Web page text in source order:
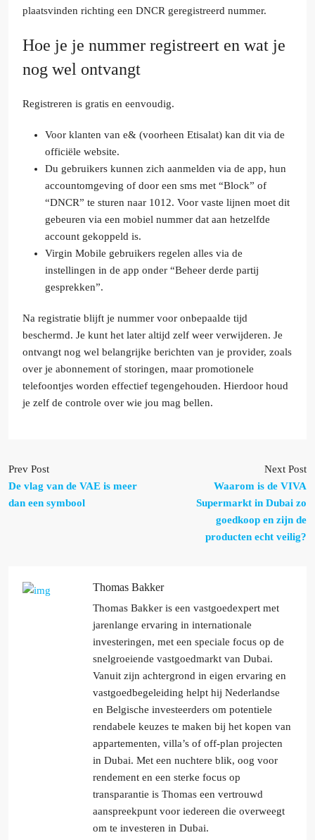
plaatsvinden richting een DNCR geregistreerd nummer.
Hoe je je nummer registreert en wat je
nog wel ontvangt
Registreren is gratis en eenvoudig.
Voor klanten van e& (voorheen Etisalat) kan dit via de
officiële website.
Du gebruikers kunnen zich aanmelden via de app, hun
accountomgeving of door een sms met “Block” of
“DNCR” te sturen naar 1012. Voor vaste lijnen moet dit
gebeuren via een mobiel nummer dat aan hetzelfde
account gekoppeld is.
Virgin Mobile gebruikers regelen alles via de
instellingen in de app onder “Beheer derde partij
gesprekken”.
Na registratie blijft je nummer voor onbepaalde tijd
beschermd. Je kunt het later altijd zelf weer verwijderen. Je
ontvangt nog wel belangrijke berichten van je provider, zoals
over je abonnement of storingen, maar promotionele
telefoontjes worden effectief tegengehouden. Hierdoor houd
je zelf de controle over wie jou mag bellen.
Prev Post
De vlag van de VAE is meer
dan een symbool
Next Post
Waarom is de VIVA
Supermarkt in Dubai zo
goedkoop en zijn de
producten echt veilig?
Thomas Bakker
Thomas Bakker is een vastgoedexpert met
jarenlange ervaring in internationale
investeringen, met een speciale focus op de
snelgroeiende vastgoedmarkt van Dubai.
Vanuit zijn achtergrond in eigen ervaring en
vastgoedbegeleiding helpt hij Nederlandse
en Belgische investeerders om potentiele
rendabele keuzes te maken bij het kopen van
appartementen, villa’s of off-plan projecten
in Dubai. Met een nuchtere blik, oog voor
rendement en een sterke focus op
transparantie is Thomas een vertrouwd
aanspreekpunt voor iedereen die overweegt
om te investeren in Dubai.